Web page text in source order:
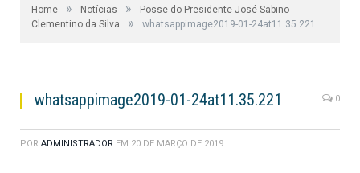
Home » Notícias »
Posse do Presidente José Sabino
Clementino da Silva
» whatsappimage2019-01-24at11.35.221
whatsappimage2019-01-24at11.35.221 0
POR ADMINISTRADOR EM 20 DE MARÇO DE 2019